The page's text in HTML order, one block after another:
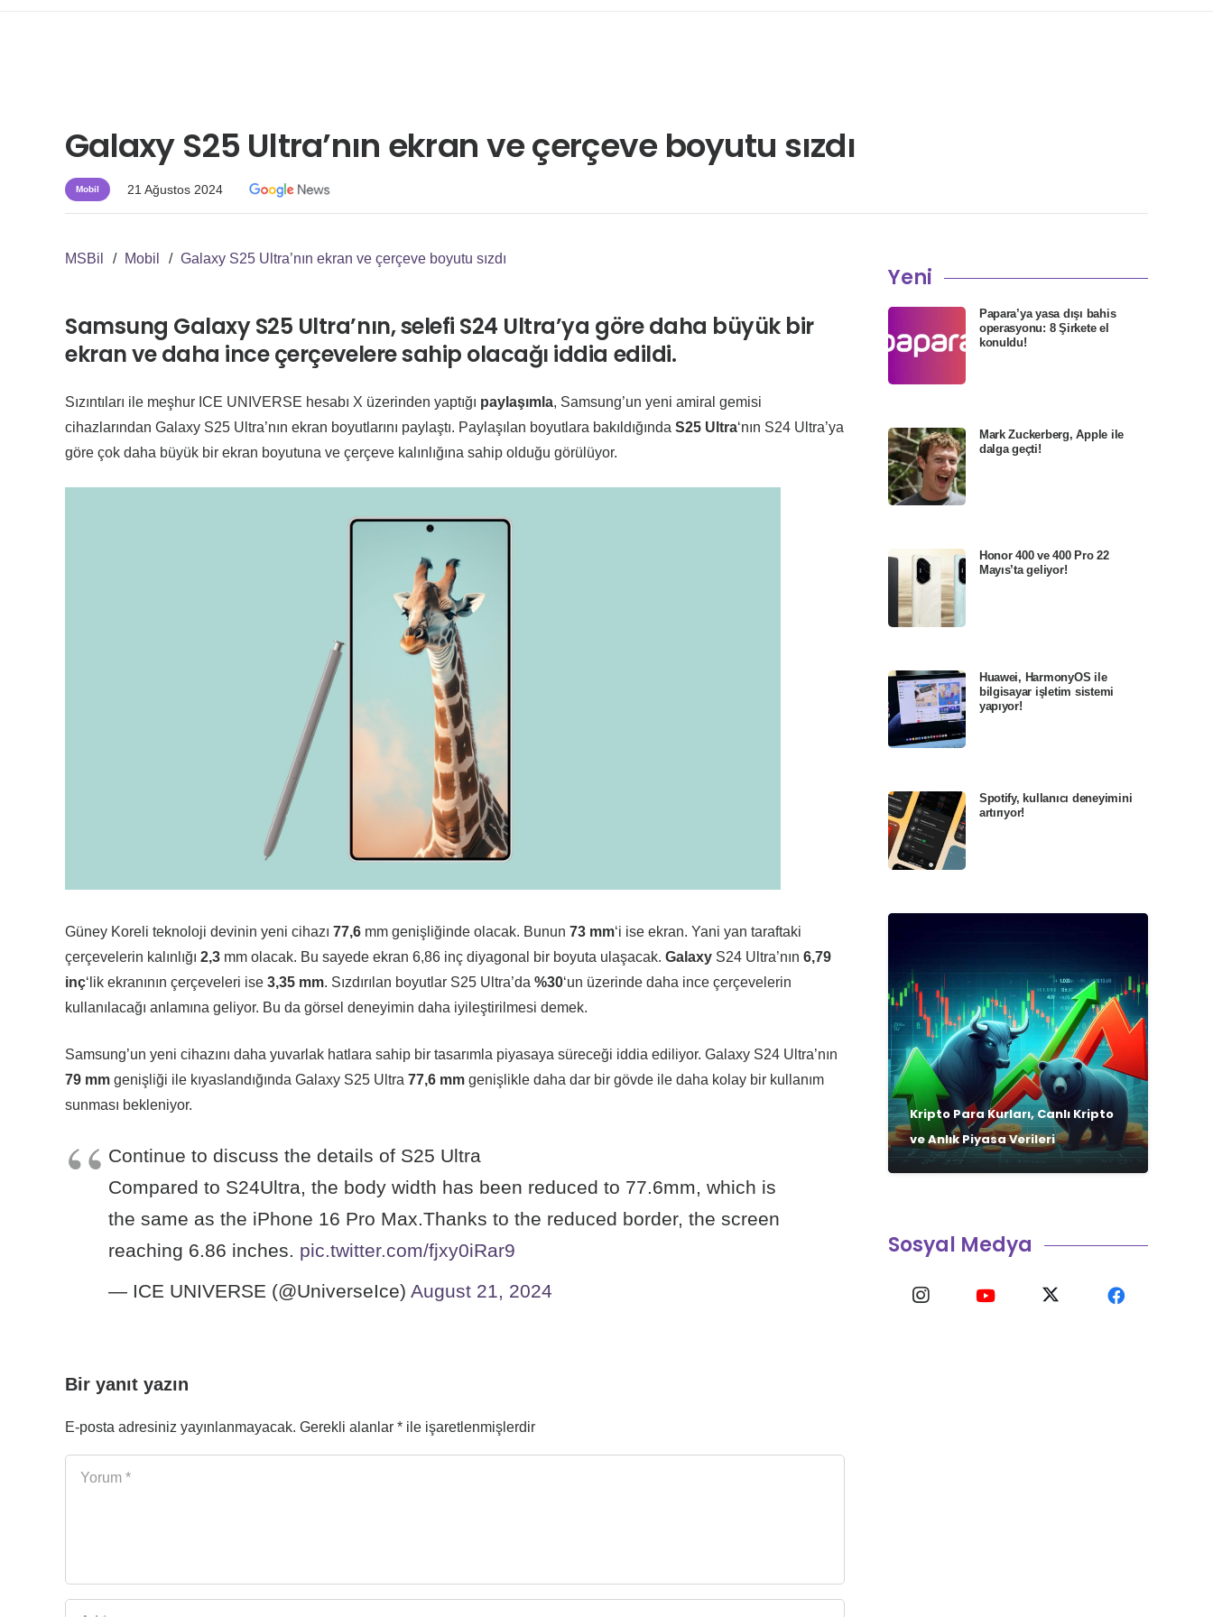
Galaxy S25 Ultra’nın ekran ve çerçeve boyutu sızdı
Mobil 21 Ağustos 2024
MSBil / Mobil / Galaxy S25 Ultra’nın ekran ve çerçeve boyutu sızdı
Samsung Galaxy S25 Ultra’nın, selefi S24 Ultra’ya göre daha büyük bir
ekran ve daha ince çerçevelere sahip olacağı iddia edildi.
Sızıntıları ile meşhur ICE UNIVERSE hesabı X üzerinden yaptığı paylaşımla, Samsung’un yeni amiral gemisi
cihazlarından Galaxy S25 Ultra’nın ekran boyutlarını paylaştı. Paylaşılan boyutlara bakıldığında S25 Ultra‘nın S24 Ultra’ya
göre çok daha büyük bir ekran boyutuna ve çerçeve kalınlığına sahip olduğu görülüyor.
Güney Koreli teknoloji devinin yeni cihazı 77,6 mm genişliğinde olacak. Bunun 73 mm‘i ise ekran. Yani yan taraftaki
çerçevelerin kalınlığı 2,3 mm olacak. Bu sayede ekran 6,86 inç diyagonal bir boyuta ulaşacak. Galaxy S24 Ultra’nın 6,79
inç‘lik ekranının çerçeveleri ise 3,35 mm. Sızdırılan boyutlar S25 Ultra’da %30‘un üzerinde daha ince çerçevelerin
kullanılacağı anlamına geliyor. Bu da görsel deneyimin daha iyileştirilmesi demek.
Samsung’un yeni cihazını daha yuvarlak hatlara sahip bir tasarımla piyasaya süreceği iddia ediliyor. Galaxy S24 Ultra’nın
79 mm genişliği ile kıyaslandığında Galaxy S25 Ultra 77,6 mm genişlikle daha dar bir gövde ile daha kolay bir kullanım
sunması bekleniyor.
Continue to discuss the details of S25 Ultra
Compared to S24Ultra, the body width has been reduced to 77.6mm, which is
the same as the iPhone 16 Pro Max.Thanks to the reduced border, the screen
reaching 6.86 inches. pic.twitter.com/fjxy0iRar9
— ICE UNIVERSE (@UniverseIce) August 21, 2024
Bir yanıt yazın
E-posta adresiniz yayınlanmayacak. Gerekli alanlar * ile işaretlenmişlerdir
Yeni
Papara’ya yasa dışı bahis
operasyonu: 8 Şirkete el
konuldu!
Mark Zuckerberg, Apple ile
dalga geçti!
Honor 400 ve 400 Pro 22
Mayıs’ta geliyor!
Huawei, HarmonyOS ile
bilgisayar işletim sistemi
yapıyor!
Spotify, kullanıcı deneyimini
artırıyor!
Kripto Para Kurları, Canlı Kripto
ve Anlık Piyasa Verileri
Sosyal Medya